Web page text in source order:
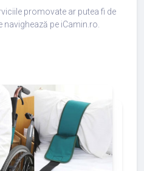
promovate ar putea fi de
pe iCamin.ro.